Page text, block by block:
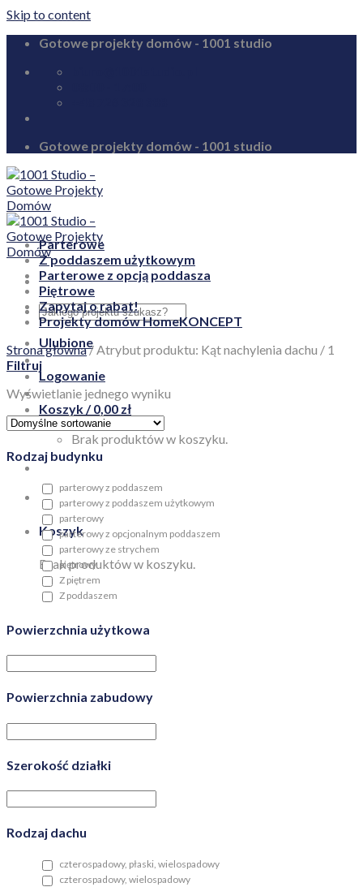
Skip to content
Gotowe projekty domów - 1001 studio
Gotowe projekty domów - 1001 studio
Ulubione
Logowanie
Koszyk /0,00 zł
Brak produktów w koszyku.
Koszyk
Brak produktów w koszyku.
Parterowe
Z poddaszem użytkowym
Parterowe z opcją poddasza
Piętrowe
Zapytaj o rabat!
Projekty domów HomeKONCEPT
Strona główna/Atrybut produktu: Kąt nachylenia dachu / 1
Filtruj
Wyświetlanie jednego wyniku
Rodzaj budynku
parterowy z poddaszem
parterowy z poddaszem użytkowym
parterowy
parterowy z opcjonalnym poddaszem
parterowy ze strychem
piętrowy
Z piętrem
Z poddaszem
Powierzchnia użytkowa
Powierzchnia zabudowy
Szerokość działki
Rodzaj dachu
czterospadowy, płaski, wielospadowy
czterospadowy, wielospadowy